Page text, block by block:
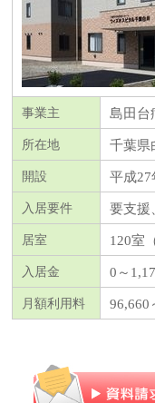
事業主 島田台
所在地 千葉県
開設 平成27
入居要件 要支援
居室 120室
入居金 0～
月額利用料 96,660